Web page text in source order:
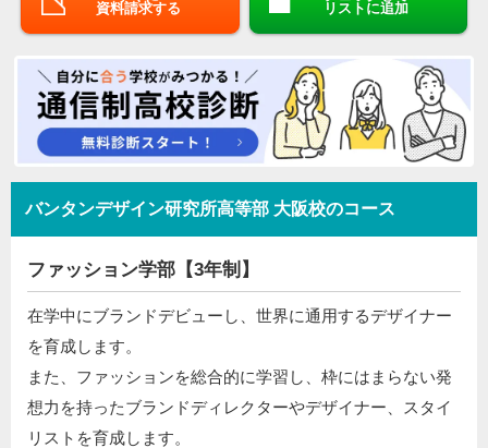
資料請求する
リストに追加
バンタンデザイン研究所高等部 大阪校のコース
ファッション学部【3年制】
在学中にブランドデビューし、世界に通用するデザイナー
を育成します。
また、ファッションを総合的に学習し、枠にはまらない発
想力を持ったブランドディレクターやデザイナー、スタイ
リストを育成します。